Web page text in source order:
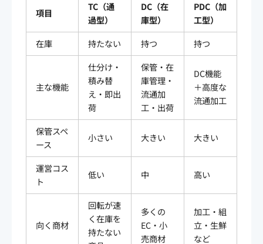
項目
TC（通
過型）
DC（在
庫型）
PDC（加
工型）
在庫
持たない 持つ 持つ
主な機能
仕分け・
積み替
え・即出
荷
保管・在
庫管理・
流通加
工・出荷
DC機能
＋高度な
流通加工
保管スペ
ース
小さい 大きい 大きい
運営コス
ト
低い 中 高い
向く商材
回転が速
く在庫を
持たない
多くの
EC・小
売商材
加工・組
立・生鮮
など